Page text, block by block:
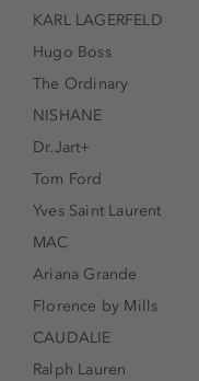
KARL LAGERFELD
Hugo Boss
The Ordinary
NISHANE
Dr.Jart+
Tom Ford
Yves Saint Laurent
MAC
Ariana Grande
Florence by Mills
CAUDALIE
Ralph Lauren